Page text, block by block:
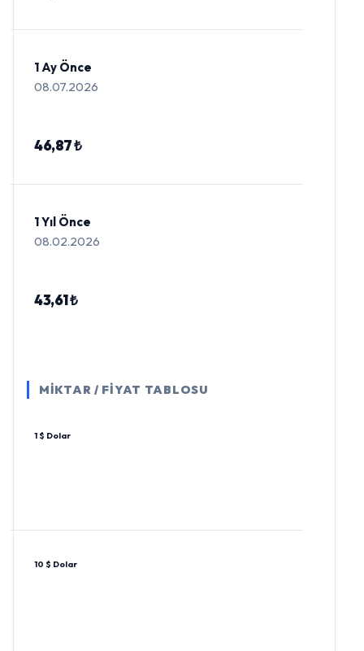
1 Ay Önce
08.07.2026
46,87 ₺
1 Yıl Önce
08.02.2026
43,61 ₺
MİKTAR / FİYAT TABLOSU
1 $ Dolar
10 $ Dolar